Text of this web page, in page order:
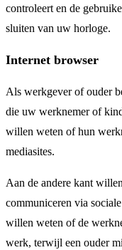
controleert en de
sluiten van uw horloge.
Internet browser
Als werkgever of ouder
die uw werknemer of
willen weten of hun
mediasites.
Aan de andere kant
communiceren via
willen weten of de
werk, terwijl een ouder